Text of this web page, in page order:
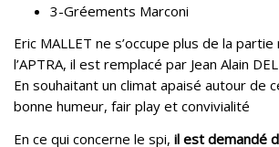
3-Gréements Marconi
Eric MALLET ne s’occupe plus de la
l’APTRA, il est remplacé par Jean Alain
En souhaitant un climat apaisé autour de
bonne humeur, fair play et convivialité
En ce qui concerne le spi, il est demandé